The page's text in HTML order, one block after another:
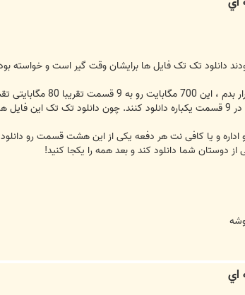
دانلود تک تک فایل ها برایشان وقت گیر است و خواسته
من دراین پوشه بجای
است.
و یا کافی نت هر دفعه یکی از این هشت قسمت رو
دوستان شما دانلود کند و بعد همه را یکجا کنید!